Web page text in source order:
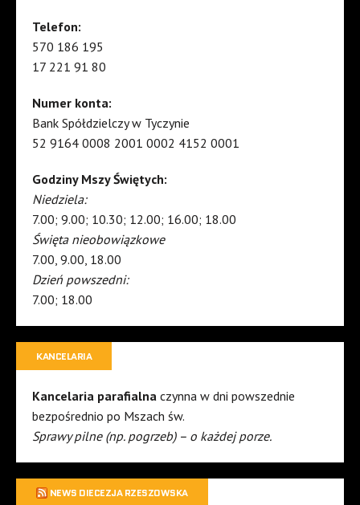
Telefon:
570 186 195
17 221 91 80
Numer konta:
Bank Spółdzielczy w Tyczynie
52 9164 0008 2001 0002 4152 0001
Godziny Mszy Świętych:
Niedziela:
7.00; 9.00; 10.30; 12.00; 16.00; 18.00
Święta nieobowiązkowe
7.00, 9.00, 18.00
Dzień powszedni:
7.00; 18.00
KANCELARIA
Kancelaria parafialna czynna w dni powszednie
bezpośrednio po Mszach św.
Sprawy pilne (np. pogrzeb) – o każdej porze.
NEWS DIECEZJA RZESZOWSKA